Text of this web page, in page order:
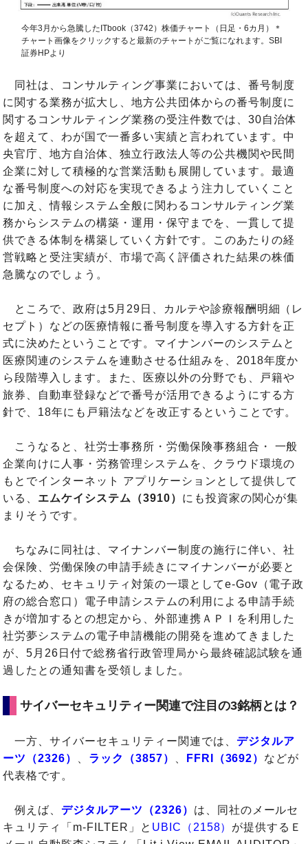
今年3月から急騰したITbook（3742）株価チャート（日足・6カ月）＊
チャート画像をクリックすると最新のチャートがご覧になれます。SBI
証券HPより
同社は、コンサルティング事業においては、番号制度
に関する業務が拡大し、地方公共団体からの番号制度に
関するコンサルティング業務の受注件数では、30自治体
を超えて、わが国で一番多い実績と言われています。中
央官庁、地方自治体、独立行政法人等の公共機関や民間
企業に対して積極的な営業活動も展開しています。最適
な番号制度への対応を実現できるよう注力していくこと
に加え、情報システム全般に関わるコンサルティング業
務からシステムの構築・運用・保守までを、一貫して提
供できる体制を構築していく方針です。このあたりの経
営戦略と受注実績が、市場で高く評価された結果の株価
急騰なのでしょう。
ところで、政府は5月29日、カルテや診療報酬明細（レ
セプト）などの医療情報に番号制度を導入する方針を正
式に決めたということです。マイナンバーのシステムと
医療関連のシステムを連動させる仕組みを、2018年度か
ら段階導入します。また、医療以外の分野でも、戸籍や
旅券、自動車登録などで番号が活用できるようにする方
針で、18年にも戸籍法などを改正するということです。
こうなると、社労士事務所・労働保険事務組合・ 一般
企業向けに人事・労務管理システムを、クラウド環境の
もとでインターネット アプリケーションとして提供して
いる、 エムケイシステム（3910） にも投資家の関心が集
まりそうです。
ちなみに同社は、マイナンバー制度の施行に伴い、社
会保険、労働保険の申請手続きにマイナンバーが必要と
なるため、セキュリティ対策の一環としてe-Gov（電子政
府の総合窓口）電子申請システムの利用による申請手続
きが増加するとの想定から、外部連携ＡＰＩを利用した
社労夢システムの電子申請機能の開発を進めてきました
が、5月26日付で総務省行政管理局から最終確認試験を通
過したとの通知書を受領しました。
サイバーセキュリティー関連で注目の3銘柄とは？
一方、サイバーセキュリティー関連では、 デジタルア
ーツ（2326）
、 ラック（3857） 、 FFRI（3692） などが
代表格です。
例えば、デジタルアーツ（2326） は、同社のメールセ
キュリティ「m-FILTER」と UBIC（2158） が提供するＥ